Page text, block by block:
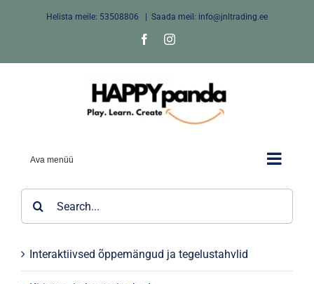
Helista meile: 53508806 Saada meil: info@jnltrading.ee
FacebookInstagram
Ava menüü
Interaktiivsed õppemängud ja tegelustahvlid